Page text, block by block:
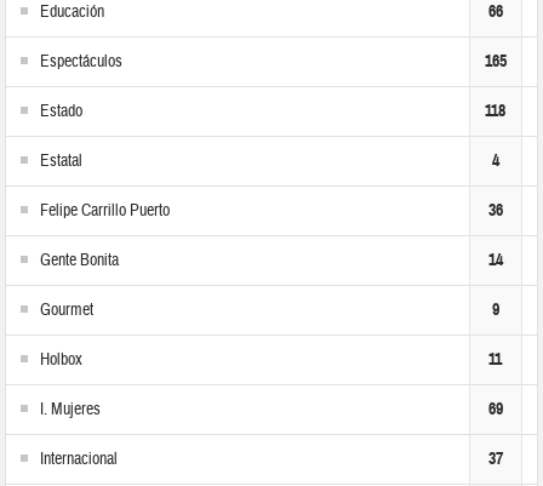
Educación 66
Espectáculos 165
Estado 118
Estatal 4
Felipe Carrillo Puerto 36
Gente Bonita 14
Gourmet 9
Holbox 11
I. Mujeres 69
Internacional 37